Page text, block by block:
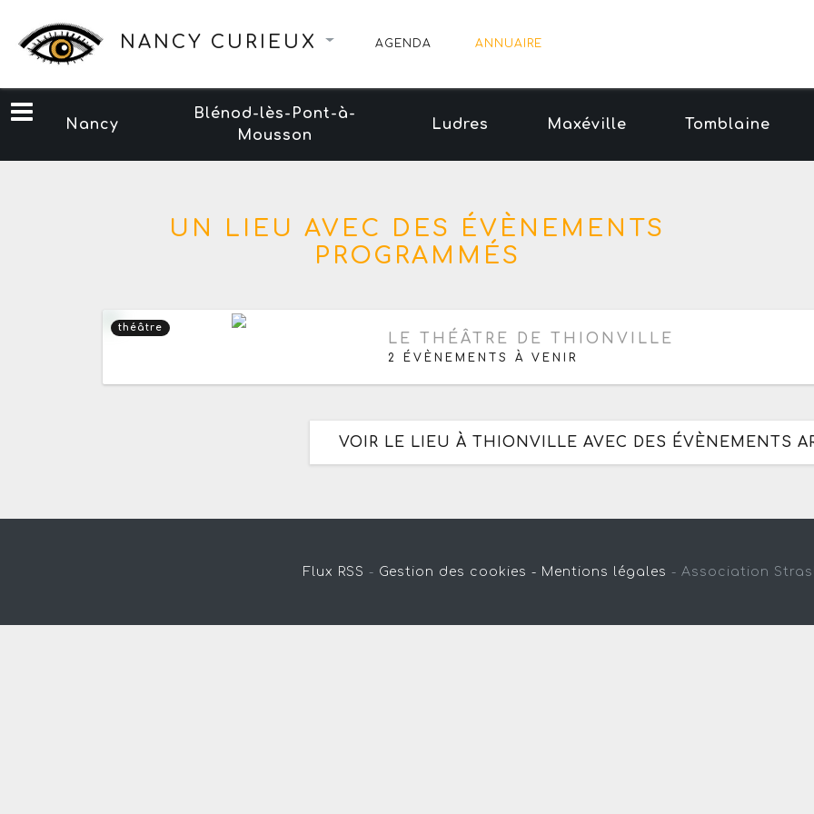
NANCY CURIEUX AGENDA ANNUAIRE
Nancy
Blénod-lès-Pont-à-
Mousson
Ludres Maxéville Tomblaine
UN LIEU AVEC DES ÉVÈNEMENTS
PROGRAMMÉS
théâtre Prochaine date le vendredi 13 novembre 2026
LE THÉÂTRE DE THIONVILLE
2 ÉVÈNEMENTS À VENIR
VOIR LE LIEU À THIONVILLE AVEC DES ÉVÈNEMENTS
Flux RSS - Gestion des cookies - Mentions légales - Association